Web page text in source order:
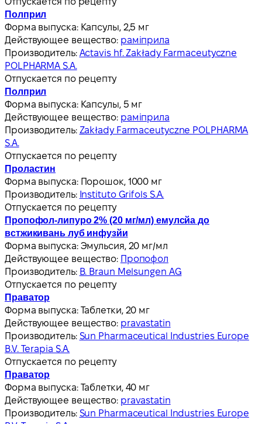
Полприл
Форма выпуска: Капсулы, 2,5 мг
Действующее вещество: раміприла
Производитель: Actavis hf. Zakłady Farmaceutyczne
POLPHARMA S.A.
Отпускается по рецепту
Полприл
Форма выпуска: Капсулы, 5 мг
Действующее вещество: раміприла
Производитель: Zakłady Farmaceutyczne POLPHARMA
S.A.
Отпускается по рецепту
Проластин
Форма выпуска: Порошок, 1000 мг
Производитель: Instituto Grifols S.A.
Отпускается по рецепту
Пропофол-липуро 2% (20 мг/мл) емулсйа до
встжикивань луб инфузйи
Форма выпуска: Эмульсия, 20 мг/мл
Действующее вещество: Пропофол
Производитель: B. Braun Melsungen AG
Отпускается по рецепту
Праватор
Форма выпуска: Таблетки, 20 мг
Действующее вещество: pravastatin
Производитель: Sun Pharmaceutical Industries Europe
B.V. Terapia S.A.
Отпускается по рецепту
Праватор
Форма выпуска: Таблетки, 40 мг
Действующее вещество: pravastatin
Производитель: Sun Pharmaceutical Industries Europe